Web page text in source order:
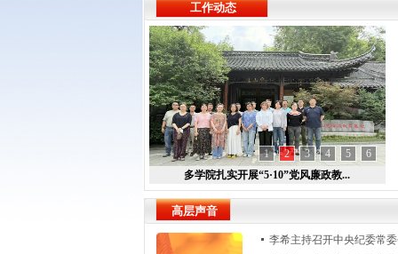
工作动态
1 2 3 4 5
6
多学院扎实开展“5·10”党风廉政教...
高层声音
李希主持召开中央纪委常